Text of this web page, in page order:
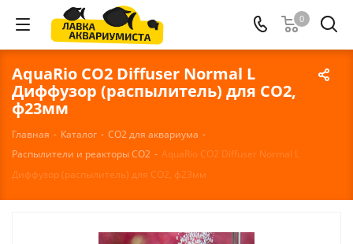
0
AquaRio CO2 Diffuser Normal L
Диффузор (распылитель) для СО2,
ф23мм
Главная - Каталог - СО2 для аквариума -
Распылители и реакторы СО2 - AquaRio CO2 Diffuser Normal L
Диффузор (распылитель) для СО2, ф23мм